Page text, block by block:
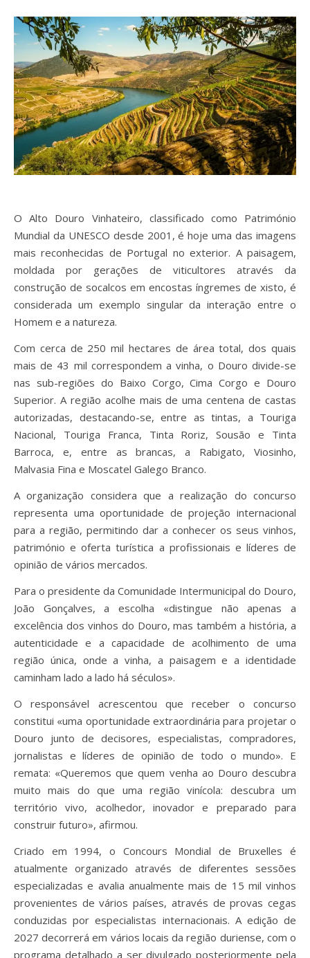
O Alto Douro Vinhateiro, classificado como Património
Mundial da UNESCO desde 2001, é hoje uma das imagens
mais reconhecidas de Portugal no exterior. A paisagem,
moldada por gerações de viticultores através da
construção de socalcos em encostas íngremes de xisto, é
considerada um exemplo singular da interação entre o
Homem e a natureza.
Com cerca de 250 mil hectares de área total, dos quais
mais de 43 mil correspondem a vinha, o Douro divide-se
nas sub-regiões do Baixo Corgo, Cima Corgo e Douro
Superior. A região acolhe mais de uma centena de castas
autorizadas, destacando-se, entre as tintas, a Touriga
Nacional, Touriga Franca, Tinta Roriz, Sousão e Tinta
Barroca, e, entre as brancas, a Rabigato, Viosinho,
Malvasia Fina e Moscatel Galego Branco.
A organização considera que a realização do concurso
representa uma oportunidade de projeção internacional
para a região, permitindo dar a conhecer os seus vinhos,
património e oferta turística a profissionais e líderes de
opinião de vários mercados.
Para o presidente da Comunidade Intermunicipal do Douro,
João Gonçalves, a escolha «distingue não apenas a
excelência dos vinhos do Douro, mas também a história, a
autenticidade e a capacidade de acolhimento de uma
região única, onde a vinha, a paisagem e a identidade
caminham lado a lado há séculos».
O responsável acrescentou que receber o concurso
constitui «uma oportunidade extraordinária para projetar o
Douro junto de decisores, especialistas, compradores,
jornalistas e líderes de opinião de todo o mundo». E
remata: «Queremos que quem venha ao Douro descubra
muito mais do que uma região vinícola: descubra um
território vivo, acolhedor, inovador e preparado para
construir futuro», afirmou.
Criado em 1994, o Concours Mondial de Bruxelles é
atualmente organizado através de diferentes sessões
especializadas e avalia anualmente mais de 15 mil vinhos
provenientes de vários países, através de provas cegas
conduzidas por especialistas internacionais. A edição de
2027 decorrerá em vários locais da região duriense, com o
programa detalhado a ser divulgado posteriormente pela